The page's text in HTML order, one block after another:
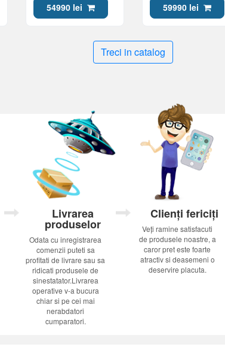
Win 11)54990 lei 5060 8Gb)
59990 lei
Treci in catalog
Livrarea
produselor
Odata cu inregistrarea
comenzii puteti sa
profitati de livrare sau sa
ridicati produsele de
sinestatator.Livrarea
operative v-a bucura
chiar si pe cei mai
nerabdatori
cumparatori.
Clienți fericiți
Veți ramine satisfacuti
de produsele noastre, a
caror pret este foarte
atractiv si deasemeni o
deservire placuta.